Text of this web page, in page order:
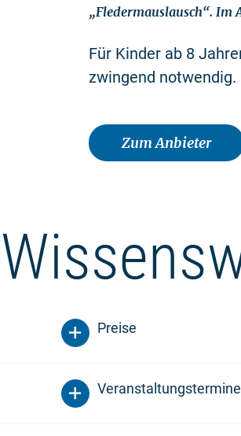
„Fledermauslausch“. Im
Für Kinder ab 8
zwingend notwendig.
Zum Anbieter
Preise
Veranstaltungstermine